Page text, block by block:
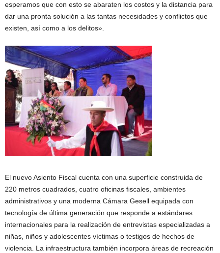
esperamos que con esto se abaraten los costos y la distancia para
dar una pronta solución a las tantas necesidades y conflictos que
existen, así como a los delitos».
El nuevo Asiento Fiscal cuenta con una superficie construida de
220 metros cuadrados, cuatro oficinas fiscales, ambientes
administrativos y una moderna Cámara Gesell equipada con
tecnología de última generación que responde a estándares
internacionales para la realización de entrevistas especializadas a
niñas, niños y adolescentes víctimas o testigos de hechos de
violencia. La infraestructura también incorpora áreas de recreación